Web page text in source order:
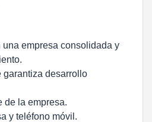
empresa consolidada y
garantiza desarrollo
de la empresa.
y teléfono móvil.